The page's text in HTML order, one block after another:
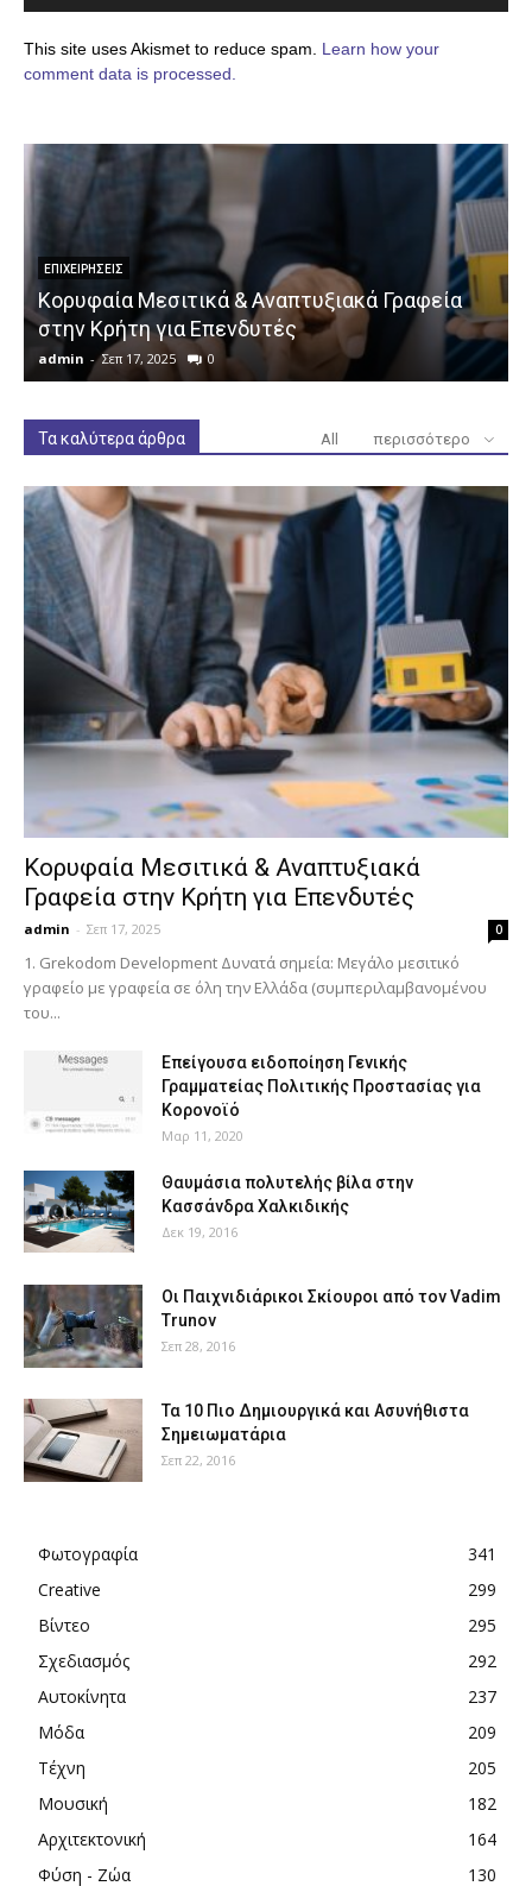
This site uses Akismet to reduce spam. Learn how your
comment data is processed.
ΕΠΙΧΕΙΡΉΣΕΙΣ
Κορυφαία Μεσιτικά & Αναπτυξιακά Γραφεία
στην Κρήτη για Επενδυτές
admin - Σεπ 17, 2025 0
Τα καλύτερα άρθρα All περισσότερο
Κορυφαία Μεσιτικά & Αναπτυξιακά
Γραφεία στην Κρήτη για Επενδυτές
admin - Σεπ 17, 2025 0
1. Grekodom Development Δυνατά σημεία: Μεγάλο μεσιτικό
γραφείο με γραφεία σε όλη την Ελλάδα (συμπεριλαμβανομένου
του...
Επείγουσα ειδοποίηση Γενικής
Γραμματείας Πολιτικής Προστασίας για
Κορονοϊό
Μαρ 11, 2020
Θαυμάσια πολυτελής βίλα στην
Κασσάνδρα Χαλκιδικής
Δεκ 19, 2016
Οι Παιχνιδιάρικοι Σκίουροι από τον Vadim
Trunov
Σεπ 28, 2016
Τα 10 Πιο Δημιουργικά και Ασυνήθιστα
Σημειωματάρια
Σεπ 22, 2016
Φωτογραφία
341
Creative
299
Βίντεο
295
Σχεδιασμός
292
Αυτοκίνητα
237
Μόδα
209
Τέχνη
205
Μουσική
182
Αρχιτεκτονική
164
Φύση - Ζώα
130